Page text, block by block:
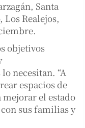
Santa
Realejos,
objetivos
necesitan. “A
espacios de
el estado
sus familias y